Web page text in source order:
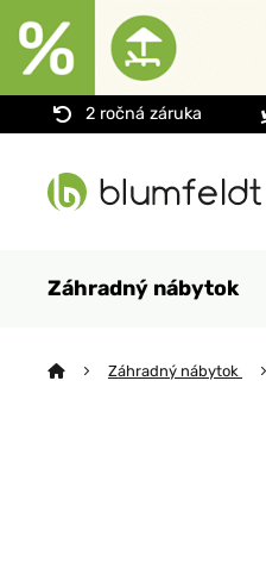
2 ročná záruka
Záhradný nábytok
Záhradný nábytok